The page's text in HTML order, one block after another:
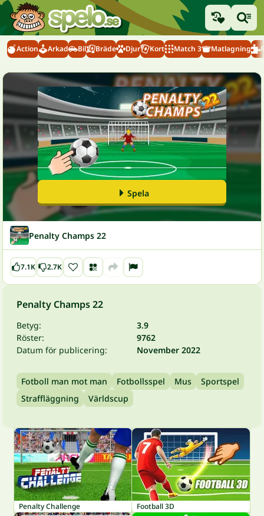
Action Arkad Bil Bräde Djur Kort Match 3 Matlagning
Spela
Penalty Champs 22
7.1K 2.7K
Penalty Champs 22
Betyg:
3.9
Röster:
9762
Datum för publicering:
November 2022
Fotboll man mot man Fotbollsspel Mus
Sportspel
Straffläggning
Världscup
Penalty Challenge Football 3D